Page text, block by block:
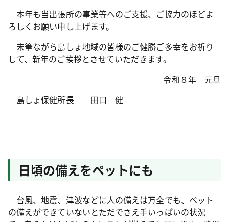
本年も当出張所の事業等へのご支援、ご協力のほどよ
ろしくお願い申し上げます。
末筆ながら島しょ地域の皆様のご健勝ご多幸をお祈り
して、新年のご挨拶とさせていただきます。
令和８年 元旦
島しょ保健所長 田口 健
日頃の備えをペットにも
台風、地震、津波などに人の備えは万全でも、ペット
の備えができていないとただでさえ手いっぱいの状況